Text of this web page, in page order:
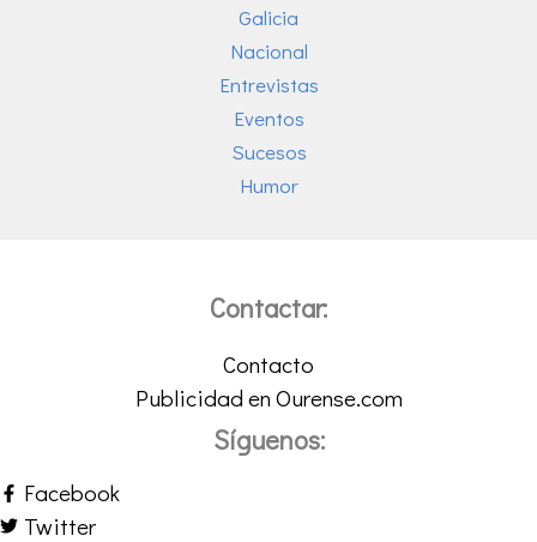
Galicia
Nacional
Entrevistas
Eventos
Sucesos
Humor
Contactar:
Contacto
Publicidad en Ourense.com
Síguenos:
Facebook
Twitter